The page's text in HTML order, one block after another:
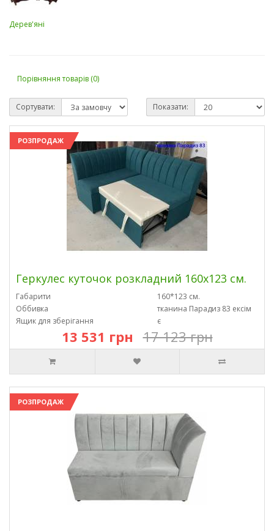
Дерев'яні
Порівняння товарів (0)
Сортувати: Показати:
РОЗПРОДАЖ
Геркулес куточок розкладний 160х123 см.
Габарити
160*123 см.
Оббивка
тканина Парадиз 83 ексім
Ящик для зберігання
є
13 531 грн 17 123 грн
РОЗПРОДАЖ